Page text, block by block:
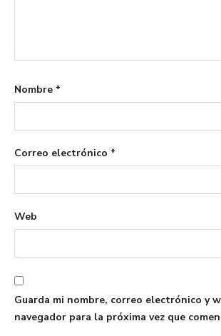
Nombre *
Correo electrónico *
Web
Guarda mi nombre, correo electrónico y
navegador para la próxima vez que